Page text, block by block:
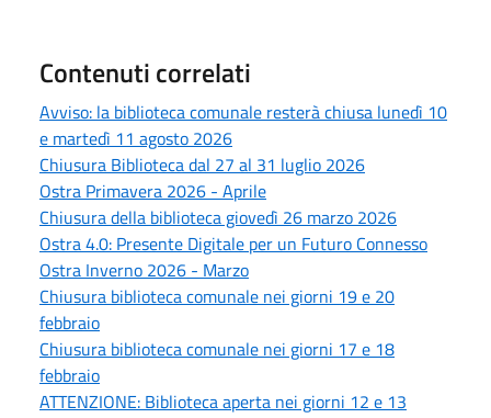
Contenuti correlati
Avviso: la biblioteca comunale resterà chiusa lunedì 10
e martedì 11 agosto 2026
Chiusura Biblioteca dal 27 al 31 luglio 2026
Ostra Primavera 2026 - Aprile
Chiusura della biblioteca giovedì 26 marzo 2026
Ostra 4.0: Presente Digitale per un Futuro Connesso
Ostra Inverno 2026 - Marzo
Chiusura biblioteca comunale nei giorni 19 e 20
febbraio
Chiusura biblioteca comunale nei giorni 17 e 18
febbraio
ATTENZIONE: Biblioteca aperta nei giorni 12 e 13